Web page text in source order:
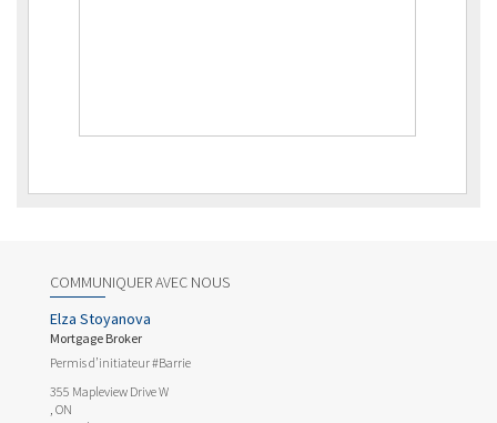
COMMUNIQUER AVEC NOUS
Elza Stoyanova
Mortgage Broker
Permis d’initiateur #Barrie
355 Mapleview Drive W
, ON